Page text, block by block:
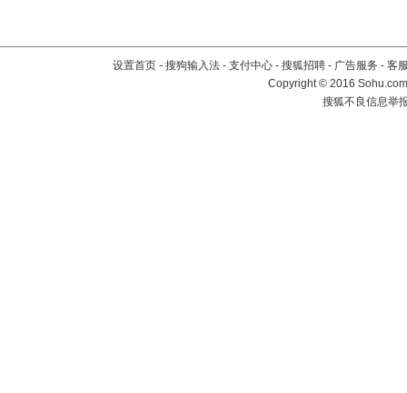
设置首页 - 搜狗输入法 - 支付中心 - 搜狐招聘 - 广告服务 - 客
Copyright©2016
搜狐不良信息举